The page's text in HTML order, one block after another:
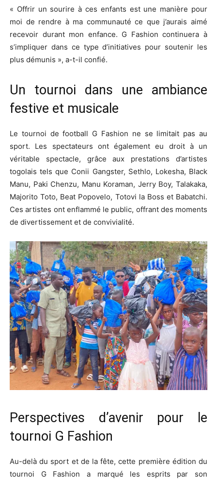
« Offrir un sourire à ces enfants est une manière pour
moi de rendre à ma communauté ce que j’aurais aimé
recevoir durant mon enfance. G Fashion continuera à
s’impliquer dans ce type d’initiatives pour soutenir les
plus démunis », a-t-il confié.
Un tournoi dans une ambiance
festive et musicale
Le tournoi de football G Fashion ne se limitait pas au
sport. Les spectateurs ont également eu droit à un
véritable spectacle, grâce aux prestations d’artistes
togolais tels que Conii Gangster, Sethlo, Lokesha, Black
Manu, Paki Chenzu, Manu Koraman, Jerry Boy, Talakaka,
Majorito Toto, Beat Popovelo, Totovi la Boss et Babatchi.
Ces artistes ont enflammé le public, offrant des moments
de divertissement et de convivialité.
Perspectives d’avenir pour le
tournoi G Fashion
Au-delà du sport et de la fête, cette première édition du
tournoi G Fashion a marqué les esprits par son